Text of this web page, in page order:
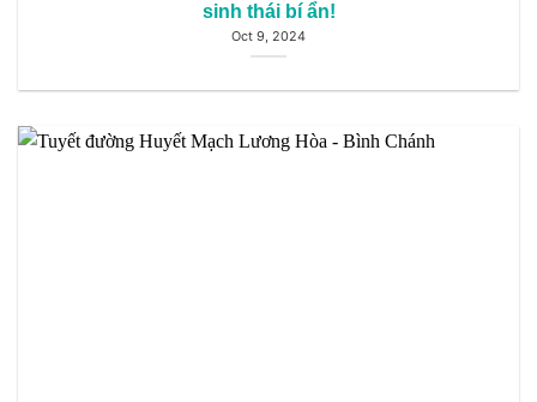
sinh thái bí ẩn!
Oct 9, 2024